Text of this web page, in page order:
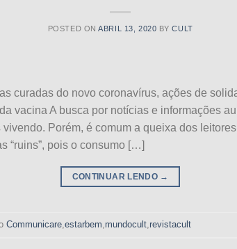
POSTED ONABRIL 13, 2020 BYCULT
curadas do novo coronavírus, ações de
vacina A busca por notícias e informações
Porém, é comum a queixa dos
“ruins”, pois o consumo […]
CONTINUAR LENDO →
Communicare estarbem mundocult revistacult